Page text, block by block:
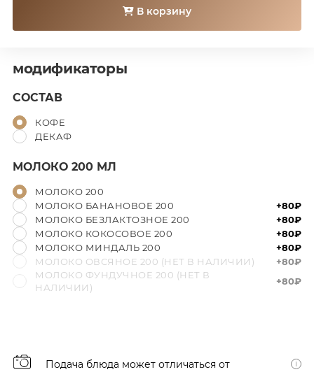
модификаторы
СОСТАВ
КОФЕ
ДЕКАФ
МОЛОКО 200 МЛ
МОЛОКО 200
МОЛОКО БАНАНОВОЕ 200
+80₽
МОЛОКО БЕЗЛАКТОЗНОЕ 200
+80₽
МОЛОКО КОКОСОВОЕ 200
+80₽
МОЛОКО МИНДАЛЬ 200
+80₽
МОЛОКО ОВСЯНОЕ 200 (НЕТ В НАЛИЧИИ)
+80₽
МОЛОКО ФУНДУЧНОЕ 200 (НЕТ В
НАЛИЧИИ)
+80₽
Подача блюда может отличаться от
В корзину